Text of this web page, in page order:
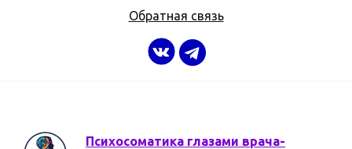
Обратная связь
Психосоматика глазами врача-